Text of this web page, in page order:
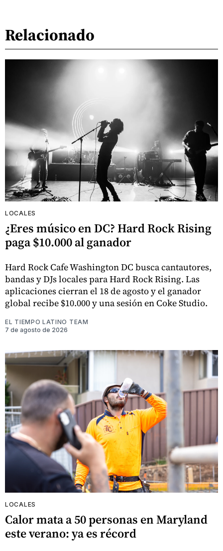
Relacionado
LOCALES
¿Eres músico en DC? Hard Rock Rising
paga $10.000 al ganador
Hard Rock Cafe Washington DC busca cantautores,
bandas y DJs locales para Hard Rock Rising. Las
aplicaciones cierran el 18 de agosto y el ganador
global recibe $10.000 y una sesión en Coke Studio.
EL TIEMPO LATINO TEAM
7 de agosto de 2026
LOCALES
Calor mata a 50 personas en Maryland
este verano: ya es récord